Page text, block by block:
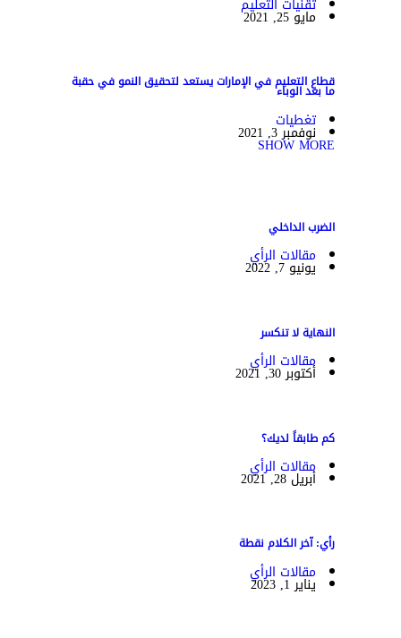
مايو 25, 2021
قطاع التعليم في الإمارات يستعد لتحقيق النمو في حقبة
ما بعد الوباء
تغطيات
نوفمبر 3, 2021
SHOW MORE
الضرب الداخلي
مقالات الرأي
يونيو 7, 2022
النهاية لا تنكسر
مقالات الرأي
أكتوبر 30, 2021
كم طابقاً لديك؟
مقالات الرأي
أبريل 28, 2021
رأي: آخر الكلام نقطة
مقالات الرأي
يناير 1, 2023